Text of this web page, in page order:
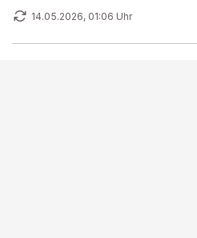
14.05.2026, 01:06 Uhr